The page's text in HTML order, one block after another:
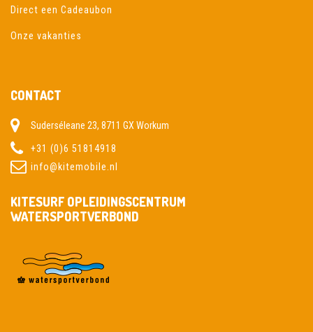
Direct een Cadeaubon
Onze vakanties
CONTACT
Suderséleane 23, 8711 GX Workum
+31 (0)6 51814918
info@kitemobile.nl
KITESURF OPLEIDINGSCENTRUM
WATERSPORTVERBOND